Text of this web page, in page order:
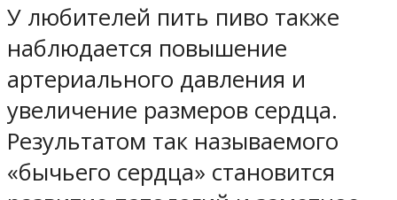
У любителей пить пиво также
наблюдается повышение
артериального давления и
увеличение размеров сердца.
Результатом так называемого
«бычьего сердца» становится